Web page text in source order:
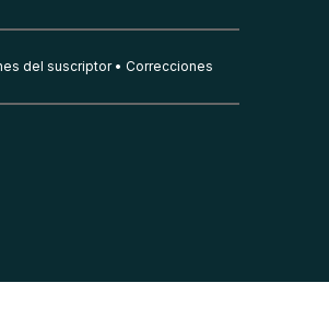
del suscriptor Correcciones